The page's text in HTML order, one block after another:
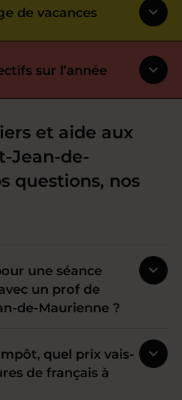
de vacances
sur l’année
et aide aux
Jean-de-
questions, nos
une séance
un prof de
de-Maurienne ?
quel prix vais-
de français à